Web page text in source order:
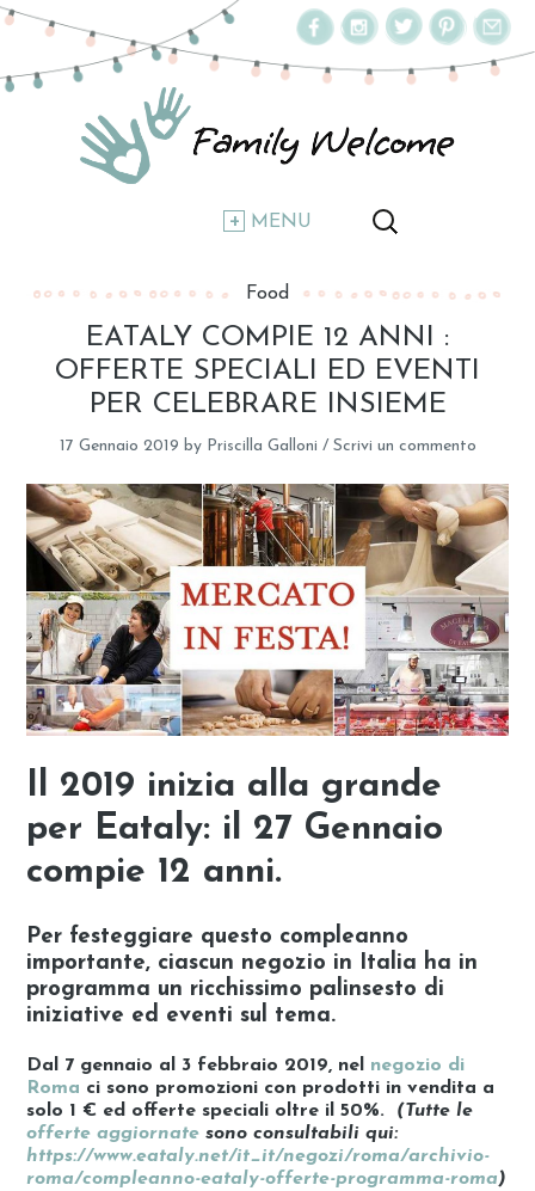
MENU
Food
EATALY COMPIE 12 ANNI :
OFFERTE SPECIALI ED EVENTI
PER CELEBRARE INSIEME
17 Gennaio 2019 by Priscilla Galloni / Scrivi un commento
Il 2019 inizia alla grande
per Eataly: il 27 Gennaio
compie 12 anni.
Per festeggiare questo compleanno
importante, ciascun negozio in Italia ha in
programma un ricchissimo palinsesto di
iniziative ed eventi sul tema.
Dal 7 gennaio al 3 febbraio 2019, nel negozio di
Roma ci sono promozioni con prodotti in vendita a
solo 1 € ed offerte speciali oltre il 50%. (Tutte le
offerte aggiornate sono consultabili qui:
https://www.eataly.net/it_it/negozi/roma/archivio-
roma/compleanno-eataly-offerte-programma-roma)